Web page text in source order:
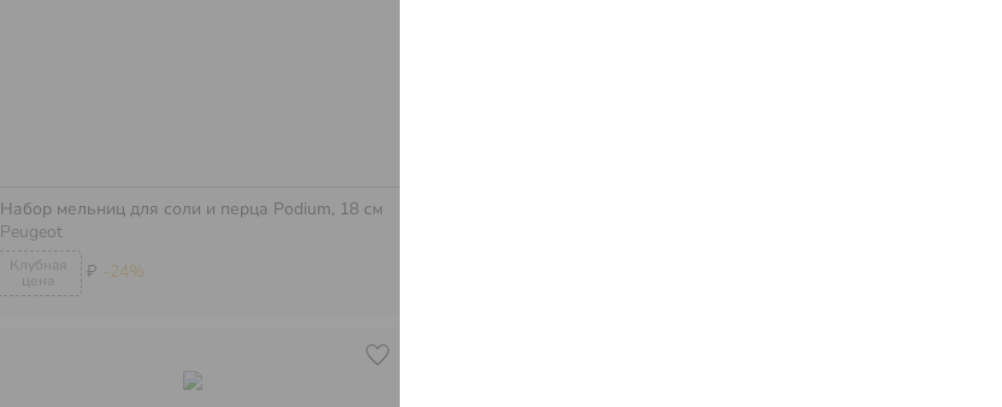
₽ -24%
Набор мельниц для соли и перца Podium, 18 см
Peugeot